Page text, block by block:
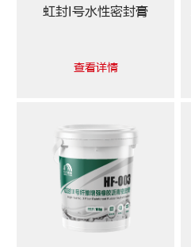
虹封I号水性密封膏
查看详情